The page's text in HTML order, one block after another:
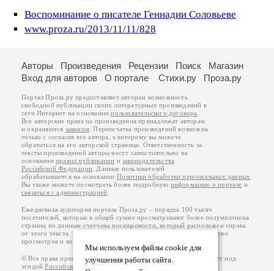
Воспоминание о писателе Геннадии Соловьеве
www.proza.ru/2013/11/11/828
Мы используем файлы cookie для
улучшения работы сайта.
Авторы Произведения Рецензии Поиск
Магазин
Вход для авторов
О портале Стихи.ру Проза.ру
Портал Проза.ру предоставляет авторам возможность
свободной публикации своих литературных произведений в
сети Интернет на основаниипользовательского договора
Все авторские права на произведения принадлежат авторам
и охраняются законом . Перепечатка произведений возможна
только с согласия его автора, к которому вы можете
обратиться на его авторской странице. Ответственность за
тексты произведений авторы несут самостоятельно на
основанииправил публикации изаконодательства
Российской Федерации . Данные пользователей
обрабатываются на основании Политики обработки персональных данных
Вы также можете посмотреть более подробную информацию о портале и
связаться с администрацией
Ежедневная аудитория портала Проза.ру – порядка 100 тысяч
посетителей, которые в общей сумме просматривают более полумиллиона
страниц по данным счетчика посещаемости, который расположен справа
от этого текста. В каждой графе указано по две цифры: количество
просмотров и количество посетителей.
© Все права принадлежат авторам, 2000-2026. Портал работает под
эгидойРоссийского союза писателей